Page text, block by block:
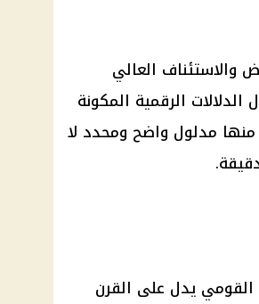
والاستئناف العالي
الرقمية المكونة
14 رقمًا، لكل منها مدلول واضح ومحدد لا
القومي يدل على القرن